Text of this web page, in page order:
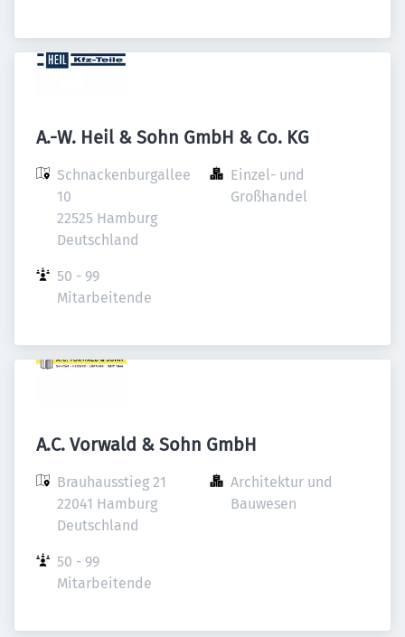
A.-W. Heil & Sohn GmbH & Co. KG
Schnackenburgallee
10
22525 Hamburg
Deutschland
Einzel- und
Großhandel
50 - 99
Mitarbeitende
A.C. Vorwald & Sohn GmbH
Brauhausstieg 21
22041 Hamburg
Deutschland
Architektur und
Bauwesen
50 - 99
Mitarbeitende